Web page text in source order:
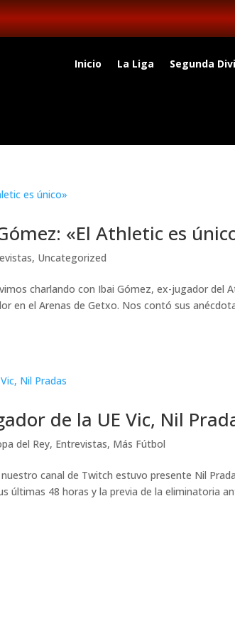
Inicio La Liga Segunda
«El Athletic es
, Uncategorized
charlando con Ibai Gómez, ex-jugador del
en el Arenas de Getxo. Nos contó sus
de la UE Vic, Nil
del Rey, Entrevistas, Más Fútbol
canal de Twitch estuvo presente Nil
últimas 48 horas y la previa de la eliminatoria